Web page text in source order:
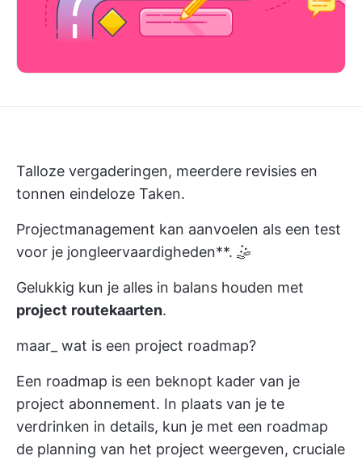
Talloze vergaderingen, meerdere revisies en
tonnen eindeloze Taken.
Projectmanagement kan aanvoelen als een test
voor je jongleervaardigheden**. 🤹
Gelukkig kun je alles in balans houden met
project routekaarten.
maar_ wat is een project roadmap?
Een roadmap is een beknopt kader van je
project abonnement. In plaats van je te
verdrinken in details, kun je met een roadmap
de planning van het project weergeven, cruciale